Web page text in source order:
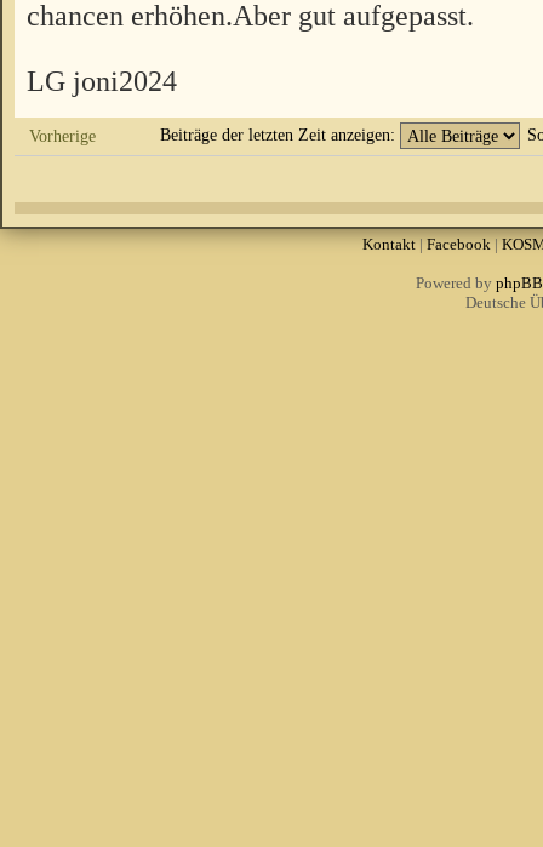
chancen erhöhen.Aber gut aufgepasst.
LG joni2024
Vorherige Beiträge der letzten Zeit anzeigen:
Kontakt| Facebook|
Powered by phpBB
Deutsche